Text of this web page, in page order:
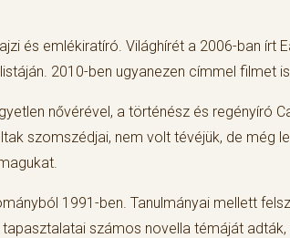
és emlékiratíró. Világhírét a 2006-ban írt
2010-ben ugyanezen címmel filmet
nővérével, a történész és regényíró
szomszédjai, nem volt tévéjük, de még
1991-ben. Tanulmányai mellett
számos novella témáját adták,